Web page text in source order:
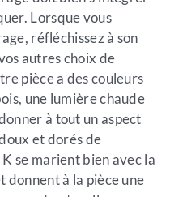
Lorsque vous
réfléchissez à son
autres choix de
pièce a des couleurs
une lumière chaude
à tout un aspect
et dorés de
se marient bien avec la
donnent à la pièce une